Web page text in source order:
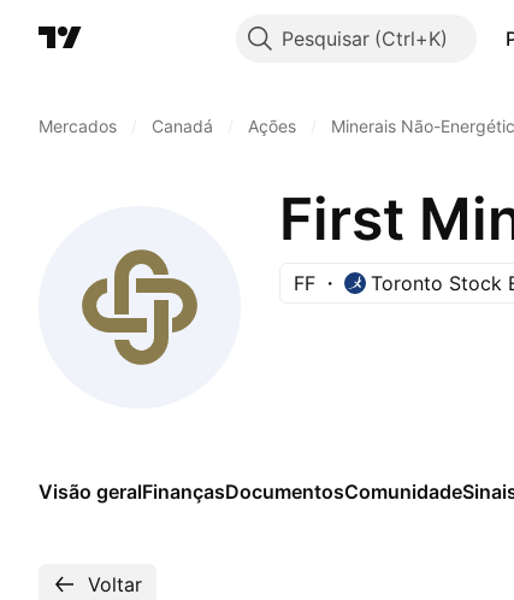
Pesquisar
Mercados Canadá Ações Minerais Não-
First
FF Toronto Stock
Visão geralFinançasDocumentosComunidade
Voltar